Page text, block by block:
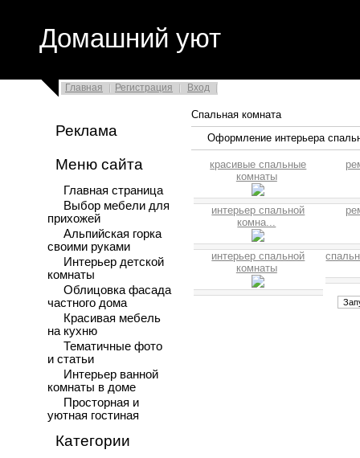
Домашний уют
Главная Регистрация Вход
Реклама
Меню сайта
Главная страница
Выбор мебели для
прихожей
Альпийская горка
своими руками
Интерьер детской
комнаты
Облицовка фасада
частного дома
Красивая мебель
на кухню
Тематичные фото
и статьи
Интерьер ванной
комнаты в доме
Просторная и
уютная гостиная
Категории
Спальная комната
Оформление интерьера
красивые спальные
комнаты
интерьер спальной
комна...
интерьер спальной
комнаты